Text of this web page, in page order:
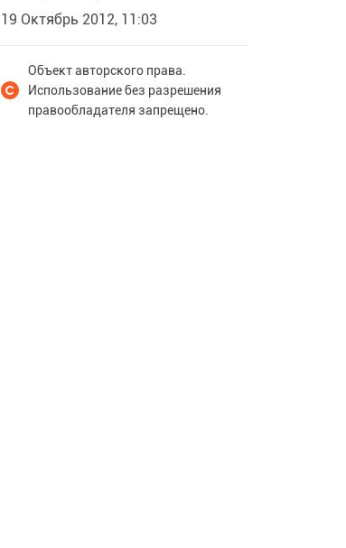
19 Октябрь 2012, 11:03
Объект авторского права.
Использование без разрешения
правообладателя запрещено.